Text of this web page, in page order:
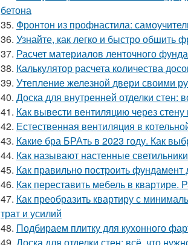
бетона
35. Фронтон из профнастила:
36. Узнайте, как легко и быстро обшить
37. Расчет материалов ленточного
38. Калькулятор расчета количества
39. Утепление железной двери своими
40. Доска для внутренней отделки стен:
41. Как вывести вентиляцию через
42. Естественная вентиляция в
43. Какие бра БРАть в 2023 году. Как
44. Как называют настенные
45. Как правильно построить
46. Как переставить мебель в
47. Как преобразить квартиру с
трат и усилий
48. Подбираем плитку для кухонного